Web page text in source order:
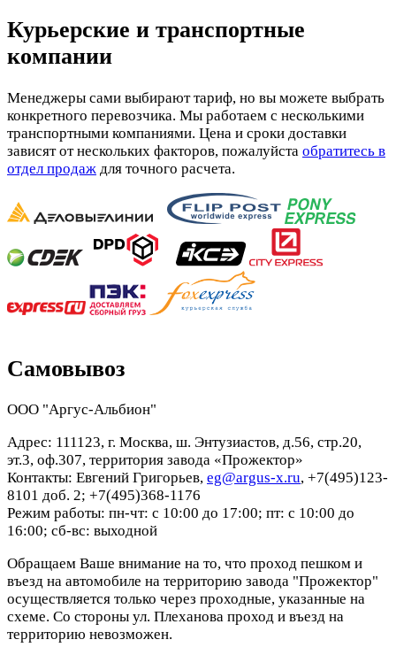
Курьерские и транспортные
компании
Менеджеры сами выбирают тариф, но вы можете выбрать
конкретного перевозчика. Мы работаем с несколькими
транспортными компаниями. Цена и сроки доставки
зависят от нескольких факторов, пожалуйста обратитесь в
отдел продаж для точного расчета.
Самовывоз
ООО "Аргус-Альбион"
Адрес: 111123, г. Москва, ш. Энтузиастов, д.56, стр.20,
эт.3, оф.307, территория завода «Прожектор»
Контакты: Евгений Григорьев, eg@argus-x.ru, +7(495)123-
8101 доб. 2; +7(495)368-1176
Режим работы: пн-чт: с 10:00 до 17:00; пт: с 10:00 до
16:00; сб-вс: выходной
Обращаем Ваше внимание на то, что проход пешком и
въезд на автомобиле на территорию завода "Прожектор"
осуществляется только через проходные, указанные на
схеме. Со стороны ул. Плеханова проход и въезд на
территорию невозможен.